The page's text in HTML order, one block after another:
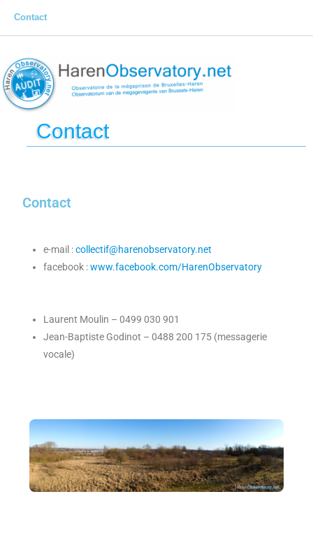
Contact
Contact
Contact
e-mail :collectif@harenobservatory.net
facebook :www.facebook.com/HarenObservatory
Laurent Moulin – 0499 030 901
Jean-Baptiste Godinot – 0488 200 175 (messagerie
vocale)